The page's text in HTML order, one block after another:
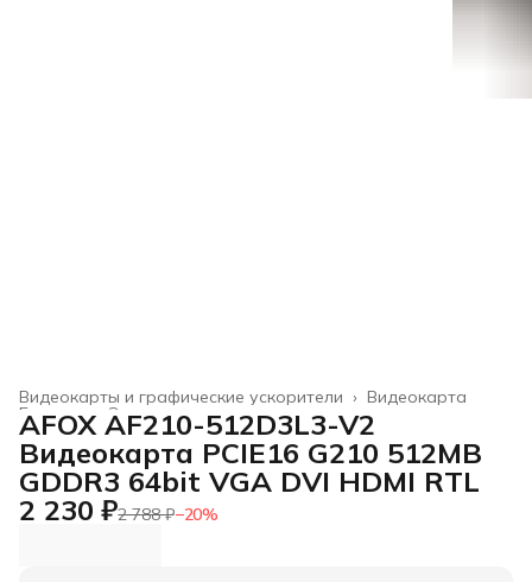
Видеокарта
Видеокарты и графические ускорители ›
Электроника ›
Главная ›
AFOX AF210-512D3L3-V2
Видеокарта PCIE16 G210 512MB
GDDR3 64bit VGA DVI HDMI RTL
2 230 ₽2 788 ₽−20%